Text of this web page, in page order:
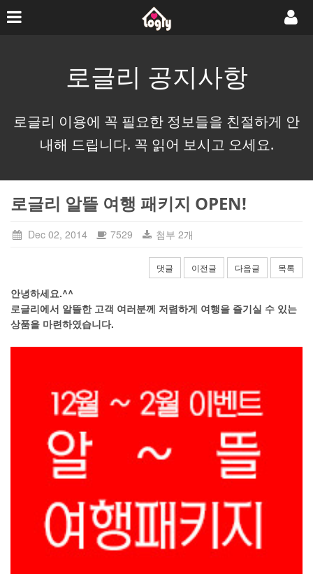
로글리 공지사항
로글리 이용에 꼭 필요한 정보들을 친절하게 안
내해 드립니다. 꼭 읽어 보시고 오세요.
로글리 알뜰 여행 패키지 OPEN!
Dec 02, 2014 7529 첨부 2개
댓글 이전글 다음글 목록
안녕하세요.^^
로글리에서 알뜰한 고객 여러분께 저렴하게 여행을 즐기실 수 있는
상품을 마련하였습니다.